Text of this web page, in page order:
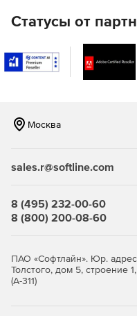
JaCarta WebPass
на борту» для
пользователей при
информационным
JaCarta U2F –
Статусы от
Москва
sales.r@softline.com
8 (495) 232-00-60
8 (800) 200-08-60
ПАО «Софтлайн». Юр.
Толстого, дом 5, строение
(А-311)